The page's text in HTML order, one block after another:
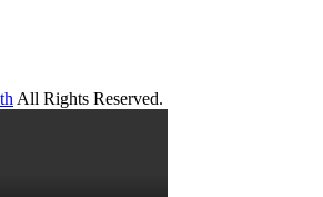
All Rights Reserved.